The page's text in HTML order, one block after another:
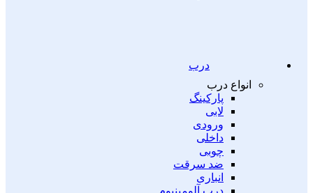
درب
انواع درب
پارکینگ
لابی
ورودی
داخلی
چوبی
ضد سرقت
انباری